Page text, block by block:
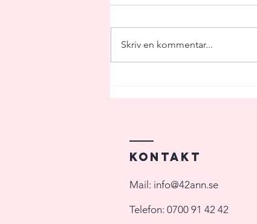
Skriv en kommentar...
Kontakt
Mail: info@42ann.se
Telefon: 0700 91 42 42